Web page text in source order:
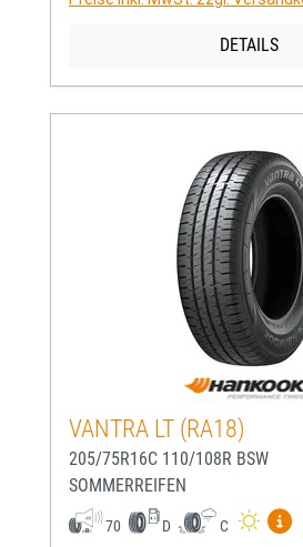
DETAILS
VANTRA LT (RA18)
205/75R16C 110/108R BSW
SOMMERREIFEN
70 D C